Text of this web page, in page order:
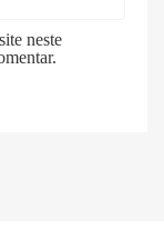
neste